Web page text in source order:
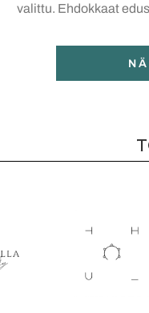
valittu. Ehdokkaat